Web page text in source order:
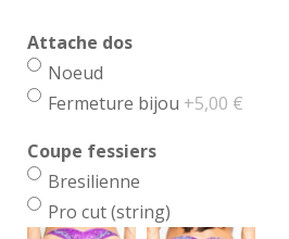
Attache dos
Noeud
Fermeture bijou +5,00 €
Coupe fessiers
Bresilienne
Pro cut (string)